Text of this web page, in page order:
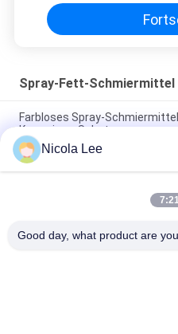
Spray-Fett-Schmiermittel
Farbloses Spray-
Korrosions-Schutz
Silikon-Schmiermittel nicht
geruchlosen klaren
Gang-u. Ketten-Schmieröl-
Nicola Lee
Good day, what product are